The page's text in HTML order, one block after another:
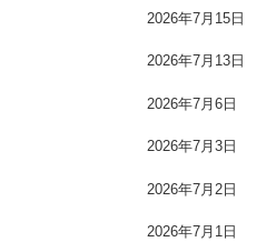
交通安全・防犯
環境
町民活動
相談窓口
2026年7月15日
2026年7月13日
2026年7月6日
2026年7月3日
2026年7月2日
2026年7月1日